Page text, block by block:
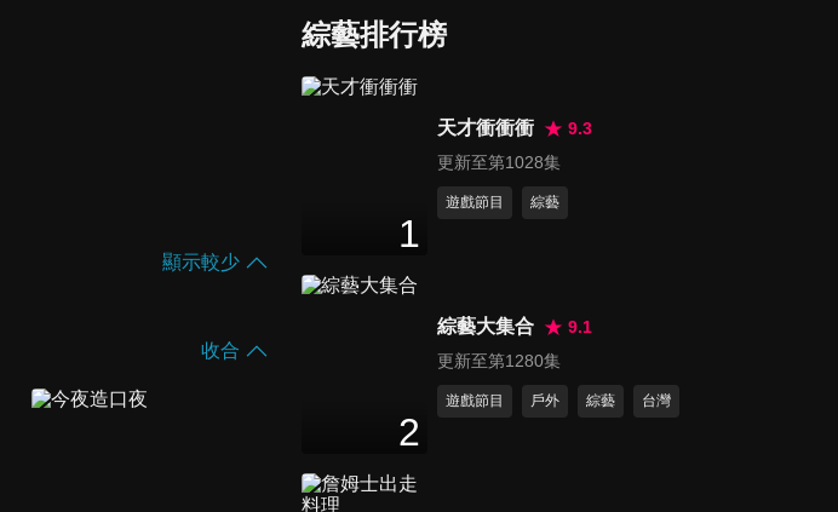
顯示較少
收合
第1230集 謝金燕化身電音女
2分鐘
第1232集 A-Lin <歌跡
11 分鐘
綜藝排行榜
1
天才衝衝衝
9.3
更新至第1028集
遊戲節目 綜藝
2
綜藝大集合
9.1
更新至第1280集
遊戲節目 戶外 綜藝 台灣